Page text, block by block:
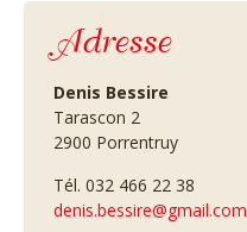
Adresse
Denis Bessire
Tarascon 2
2900 Porrentruy
Tél. 032 466 22 38
denis.bessire@gmail.com